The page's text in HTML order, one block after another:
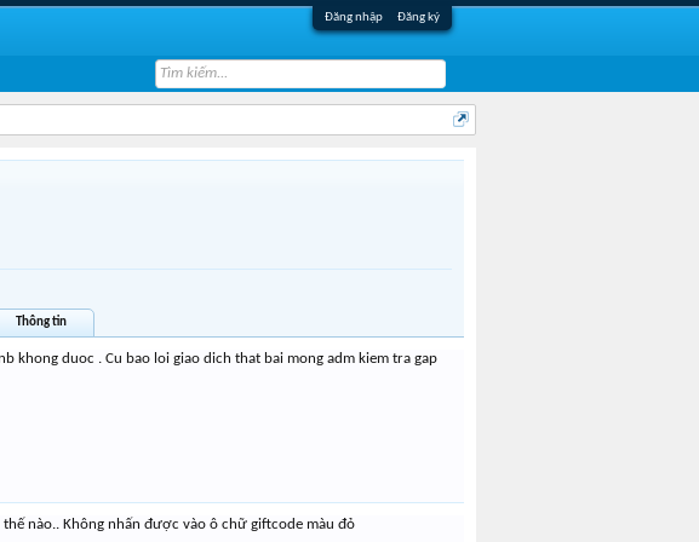
Đăng nhập Đăng ký
Thông tin
khong duoc . Cu bao loi giao dich that bai mong adm kiem tra gap
nào.. Không nhấn được vào ô chữ giftcode màu đỏ